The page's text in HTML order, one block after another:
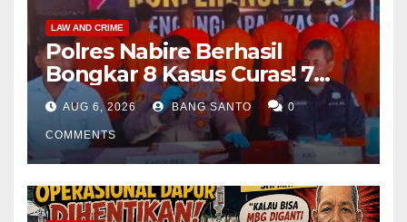
LAW AND CRIME
Polres Nabire Berhasil
Bongkar 8 Kasus Curas! 7
Pelaku Ditangkap, 62 Motor
Kembali Diamankan
AUG 6, 2026 BANG SANTO 0
COMMENTS